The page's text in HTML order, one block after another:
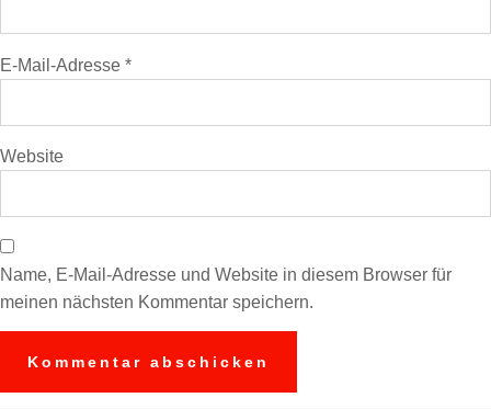
E-Mail-Adresse *
Website
Name, E-Mail-Adresse und Website in diesem Browser für
meinen nächsten Kommentar speichern.